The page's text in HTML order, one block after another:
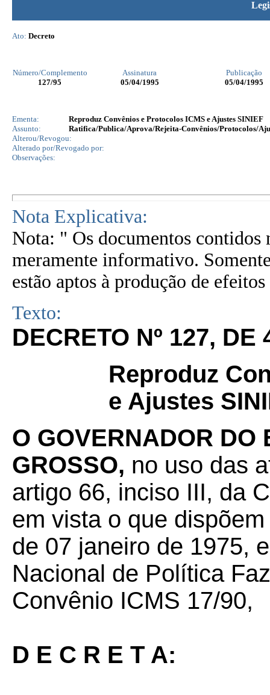
Ato: Decreto
Número/Complemento Assinatura
Publicação
127/95 05/04/1995 05/04/1995
Ementa:
Reproduz Convênios e Protocolos ICMS e Ajustes SINIEF
Assunto:
Ratifica/Publica/Aprova/Rejeita-Convênios/Protocolos/
Alterou/Revogou:
Alterado por/Revogado por:
Observações:
Nota Explicativa:
Nota: " Os documentos contidos
meramente informativo.
estão aptos à produção de
Texto:
DECRETO Nº 127, DE
Reproduz
e Ajustes
O GOVERNADOR DO
GROSSO, no uso das
artigo 66, inciso III, da
em vista o que
de 07 janeiro de 1975,
Nacional de Política
Convênio ICMS 17/90,
D E C R E T A: